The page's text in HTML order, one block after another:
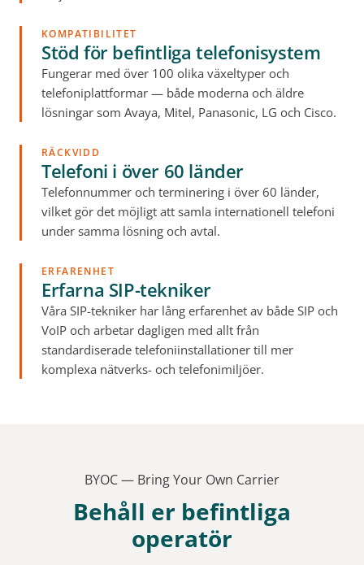
KOMPATIBILITET
Stöd för befintliga telefonisystem
Fungerar med över 100 olika växeltyper och
telefoniplattformar — både moderna och äldre
lösningar som Avaya, Mitel, Panasonic, LG och Cisco.
RÄCKVIDD
Telefoni i över 60 länder
Telefonnummer och terminering i över 60 länder,
vilket gör det möjligt att samla internationell telefoni
under samma lösning och avtal.
ERFARENHET
Erfarna SIP-tekniker
Våra SIP-tekniker har lång erfarenhet av både SIP och
VoIP och arbetar dagligen med allt från
standardiserade telefoniinstallationer till mer
komplexa nätverks- och telefonimiljöer.
BYOC — Bring Your Own Carrier
Behåll er befintliga
operatör